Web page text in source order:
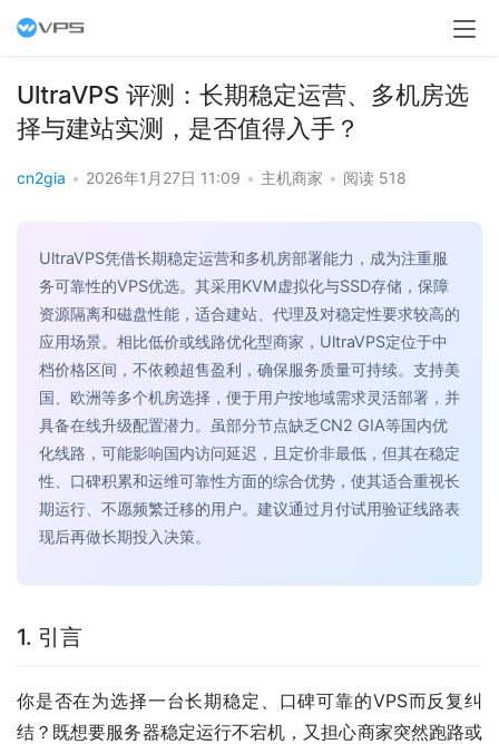
UltraVPS 评测：长期稳定运营、多机房选
择与建站实测，是否值得入手？
cn2gia • 2026年1月27日 11:09 • 主机商家 • 阅读 518
UltraVPS凭借长期稳定运营和多机房部署能力，成为注重服
务可靠性的VPS优选。其采用KVM虚拟化与SSD存储，保障
资源隔离和磁盘性能，适合建站、代理及对稳定性要求较高的
应用场景。相比低价或线路优化型商家，UltraVPS定位于中
档价格区间，不依赖超售盈利，确保服务质量可持续。支持美
国、欧洲等多个机房选择，便于用户按地域需求灵活部署，并
具备在线升级配置潜力。虽部分节点缺乏CN2 GIA等国内优
化线路，可能影响国内访问延迟，且定价非最低，但其在稳定
性、口碑积累和运维可靠性方面的综合优势，使其适合重视长
期运行、不愿频繁迁移的用户。建议通过月付试用验证线路表
现后再做长期投入决策。
1. 引言
你是否在为选择一台长期稳定、口碑可靠的VPS而反复纠
结？既想要服务器稳定运行不宕机，又担心商家突然跑路或